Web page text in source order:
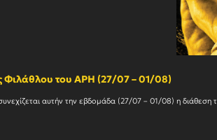
Φιλάθλου του ΑΡΗ (27/07 – 01/08)